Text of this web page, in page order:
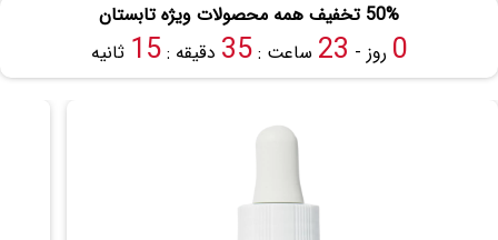
50% تخفیف همه محصولات ویژه تابستان
0 روز - 23 ساعت :35 دقیقه :14 ثانیه